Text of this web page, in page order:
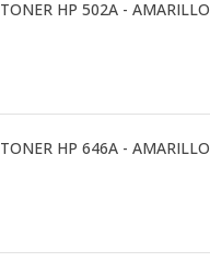
TONER HP 502A - AMARILLO
TONER HP 646A - AMARILLO